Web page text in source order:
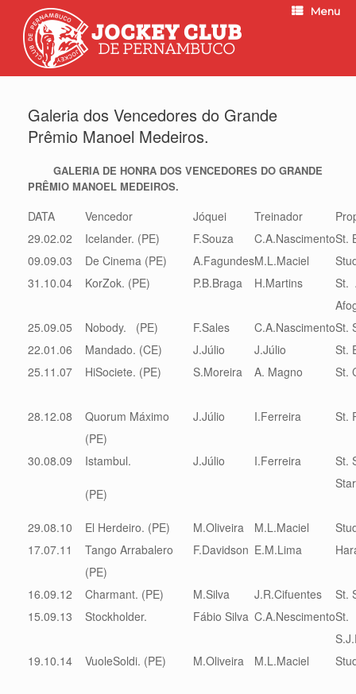
Menu
Galeria dos Vencedores do Grande
Prêmio Manoel Medeiros.
GALERIA DE HONRA DOS VENCEDORES DO GRANDE
PRÊMIO MANOEL MEDEIROS.
DATA Vencedor Jóquei Treinador
29.02.02
Icelander. (PE) F.Souza C.A.NascimentoSt.
09.09.03
De Cinema (PE) A.FagundesM.L.Maciel
31.10.04
KorZok. (PE) P.B.Braga H.Martins
St.
25.09.05
Nobody. (PE) F.Sales C.A.NascimentoSt.
22.01.06
Mandado. (CE) J.Júlio J.Júlio
St.
25.11.07
HiSociete. (PE) S.Moreira A. Magno St.
28.12.08
Quorum Máximo
(PE)
J.Júlio I.Ferreira St.
30.08.09 Istambul.
(PE)
J.Júlio I.Ferreira
St.
Star
29.08.10 El Herdeiro. (PE) M.Oliveira M.L.Maciel
17.07.11
Tango Arrabalero
(PE)
F.Davidson E.M.Lima
16.09.12 Charmant. (PE) M.Silva J.R.Cifuentes
St.
15.09.13
Stockholder. Fábio Silva C.A.NescimentoSt.
19.10.14
VuoleSoldi. (PE) M.Oliveira M.L.Maciel